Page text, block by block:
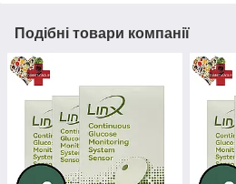
Подібні товари компанії